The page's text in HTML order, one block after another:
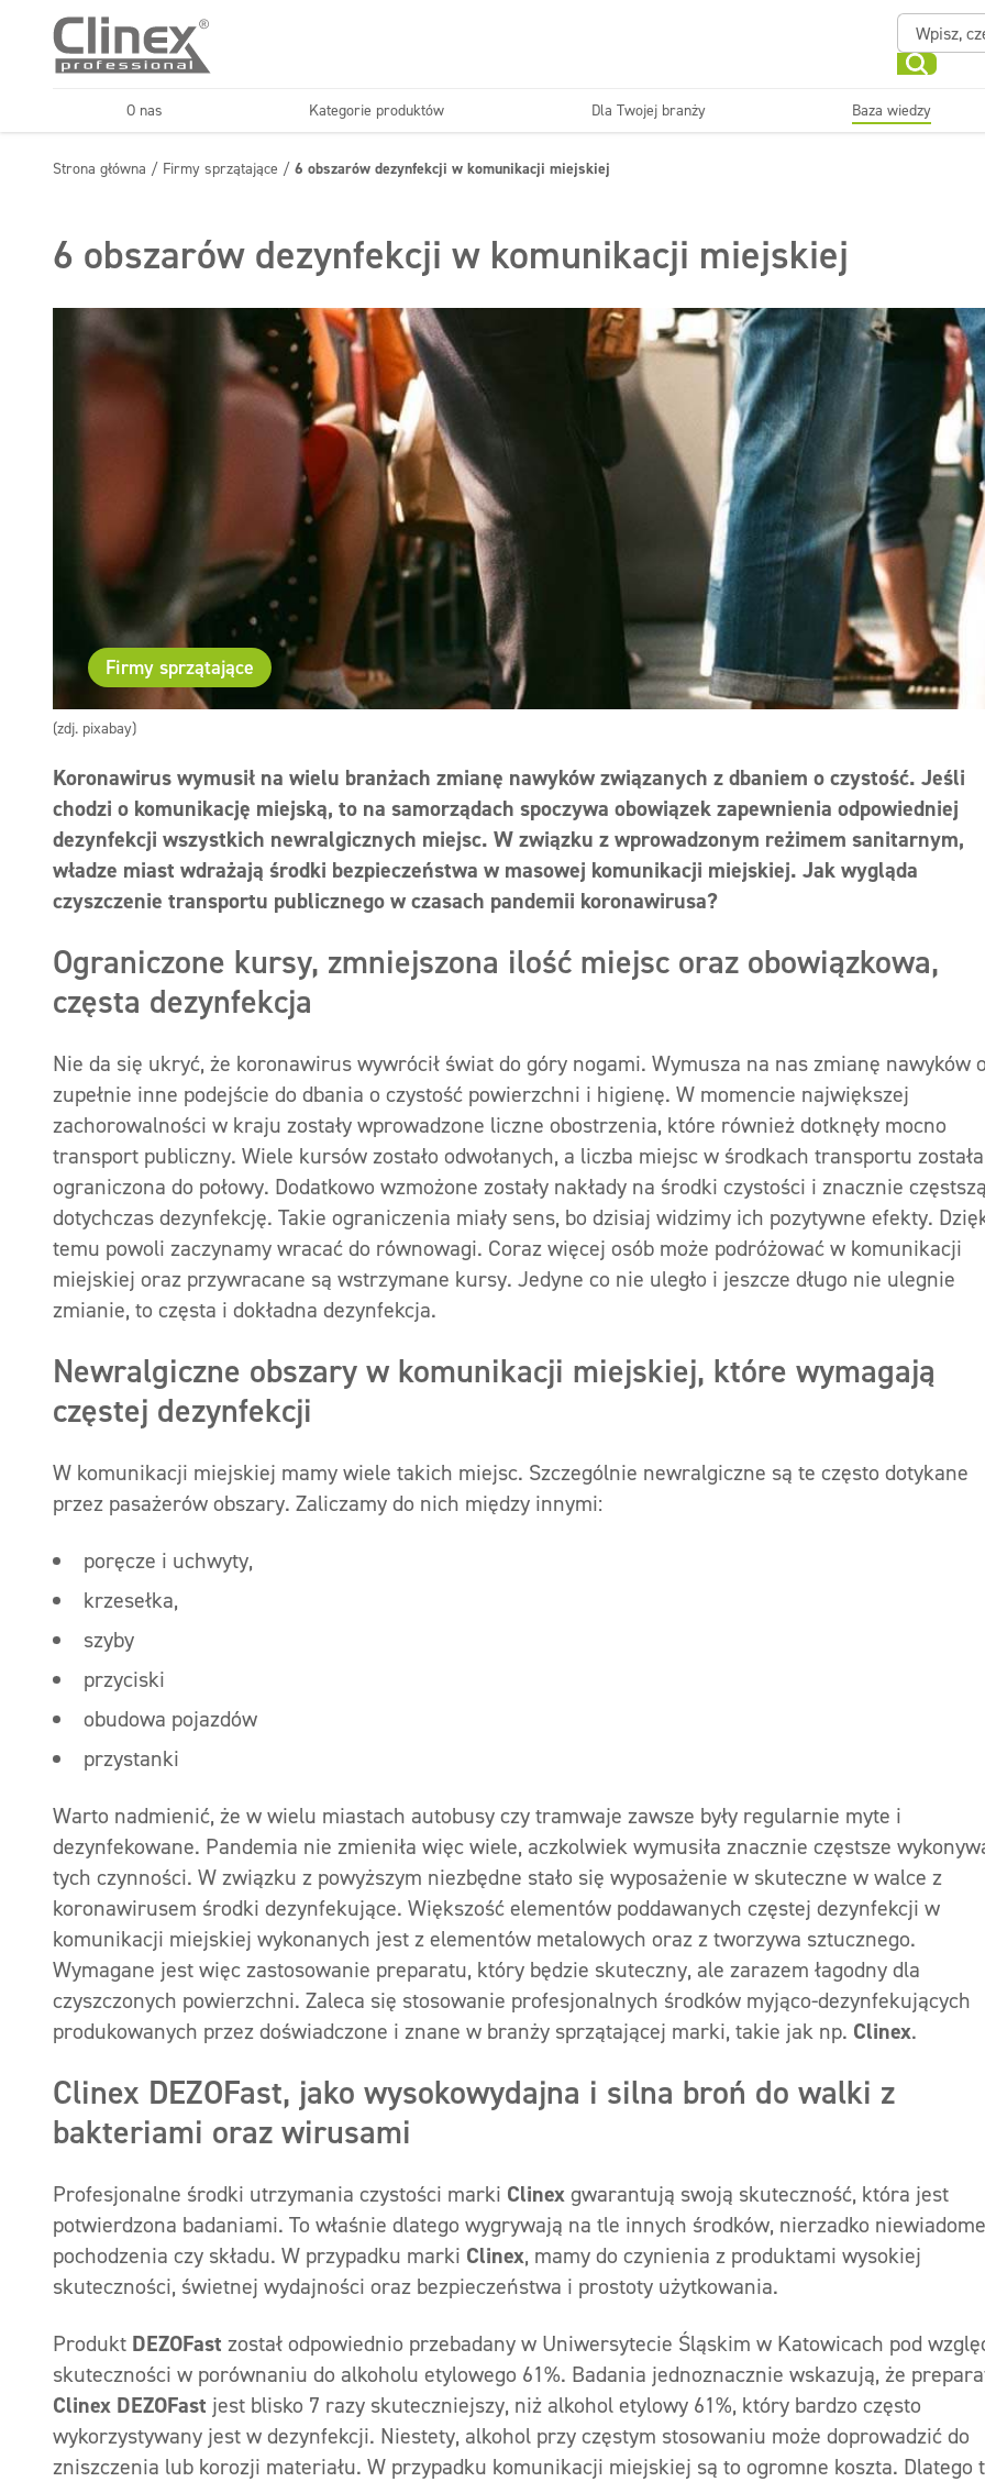
O nas Kategorie produktów Dla Twojej branży
Horeca Firmy sprzątające
Baza wiedzy
Strona główna / Firmy sprzątające / 6 obszarów dezynfekcji w komunikacji miejskiej
6 obszarów dezynfekcji w komunikacji miejskiej
(zdj. pixabay)
Firmy sprzątające
Koronawirus wymusił na wielu branżach zmianę nawyków związanych z dbaniem o czystość. Jeśli
chodzi o komunikację miejską, to na samorządach spoczywa obowiązek zapewnienia odpowiedniej
dezynfekcji wszystkich newralgicznych miejsc. W związku z wprowadzonym reżimem sanitarnym,
władze miast wdrażają środki bezpieczeństwa w masowej komunikacji miejskiej. Jak wygląda
czyszczenie transportu publicznego w czasach pandemii koronawirusa?
Ograniczone kursy, zmniejszona ilość miejsc oraz obowiązkowa,
częsta dezynfekcja
Nie da się ukryć, że koronawirus wywrócił świat do góry nogami. Wymusza na nas zmianę nawyków
zupełnie inne podejście do dbania o czystość powierzchni i higienę. W momencie największej
zachorowalności w kraju zostały wprowadzone liczne obostrzenia, które również dotknęły mocno
transport publiczny. Wiele kursów zostało odwołanych, a liczba miejsc w środkach transportu została
ograniczona do połowy. Dodatkowo wzmożone zostały nakłady na środki czystości i znacznie
dotychczas dezynfekcję. Takie ograniczenia miały sens, bo dzisiaj widzimy ich pozytywne efekty.
temu powoli zaczynamy wracać do równowagi. Coraz więcej osób może podróżować w komunikacji
miejskiej oraz przywracane są wstrzymane kursy. Jedyne co nie uległo i jeszcze długo nie ulegnie
zmianie, to częsta i dokładna dezynfekcja.
Newralgiczne obszary w komunikacji miejskiej, które wymagają
częstej dezynfekcji
W komunikacji miejskiej mamy wiele takich miejsc. Szczególnie newralgiczne są te często dotykane
przez pasażerów obszary. Zaliczamy do nich między innymi:
poręcze i uchwyty,
krzesełka,
szyby
przyciski
obudowa pojazdów
przystanki
Warto nadmienić, że w wielu miastach autobusy czy tramwaje zawsze były regularnie myte i
dezynfekowane. Pandemia nie zmieniła więc wiele, aczkolwiek wymusiła znacznie częstsze
tych czynności. W związku z powyższym niezbędne stało się wyposażenie w skuteczne w walce z
koronawirusem środki dezynfekujące. Większość elementów poddawanych częstej dezynfekcji w
komunikacji miejskiej wykonanych jest z elementów metalowych oraz z tworzywa sztucznego.
Wymagane jest więc zastosowanie preparatu, który będzie skuteczny, ale zarazem łagodny dla
czyszczonych powierzchni. Zaleca się stosowanie profesjonalnych środków myjąco-dezynfekujących
produkowanych przez doświadczone i znane w branży sprzątającej marki, takie jak np. Clinex.
Clinex DEZOFast, jako wysokowydajna i silna broń do walki z
bakteriami oraz wirusami
Profesjonalne środki utrzymania czystości marki Clinexgwarantują swoją skuteczność, która jest
potwierdzona badaniami. To właśnie dlatego wygrywają na tle innych środków, nierzadko
pochodzenia czy składu. W przypadku marki Clinex, mamy do czynienia z produktami wysokiej
skuteczności, świetnej wydajności oraz bezpieczeństwa i prostoty użytkowania.
Produkt DEZOFast został odpowiednio przebadany w Uniwersytecie Śląskim w Katowicach pod
skuteczności w porównaniu do alkoholu etylowego 61%. Badania jednoznacznie wskazują, że
Clinex DEZOFast jest blisko 7 razy skuteczniejszy, niż alkohol etylowy 61%, który bardzo często
wykorzystywany jest w dezynfekcji. Niestety, alkohol przy częstym stosowaniu może doprowadzić do
zniszczenia lub korozji materiału. W przypadku komunikacji miejskiej są to ogromne koszta. Dlatego